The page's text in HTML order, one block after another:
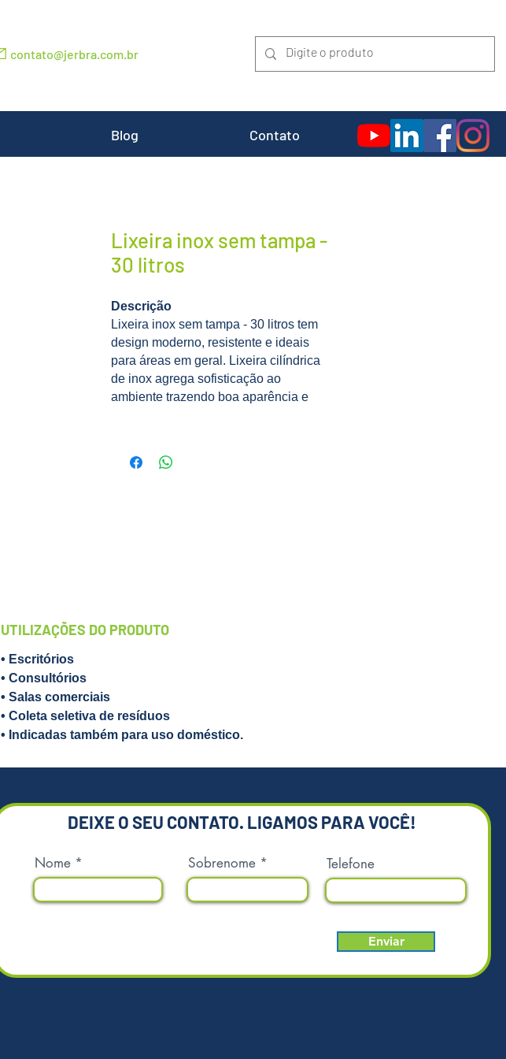
contato@jerbra.com.br
Lixeira inox sem tampa -
30 litros
Descrição
Lixeira inox sem tampa - 30 litros tem
design moderno, resistente e ideais
para áreas em geral. Lixeira cilíndrica
de inox agrega sofisticação ao
ambiente trazendo boa aparência e
limpeza. Quando for lavar usar
Diferenciais
Em caso de dúvidas ou para maiores
UTILIZAÇÕES DO PRODUTO
• Escritórios
• Consultórios
• Salas comerciais
• Coleta seletiva de resíduos
• Indicadas também para uso doméstico.
Blog Contato
DEIXE O SEU CONTATO. LIGAMOS PARA VOCÊ!
Nome Sobrenome Telefone
Enviar